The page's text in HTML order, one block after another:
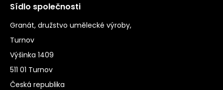
Sídlo společnosti
Granát, družstvo umělecké výroby,
Turnov
Výšinka 1409
511 01 Turnov
Česká republika